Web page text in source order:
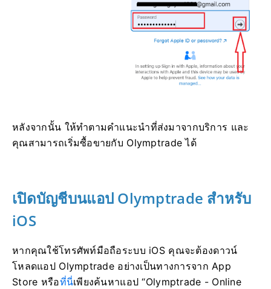
หลังจากนั้น ให้ทำตามคำแนะนำที่ส่งมาจากบริการ และ
คุณสามารถเริ่มซื้อขายกับ Olymptrade ได้
เปิดบัญชีบนแอป Olymptrade สำหรับ
iOS
หากคุณใช้โทรศัพท์มือถือระบบ iOS คุณจะต้องดาวน์
โหลดแอป Olymptrade อย่างเป็นทางการจาก App
Store หรือที่นี่เพียงค้นหาแอป “Olymptrade - Online